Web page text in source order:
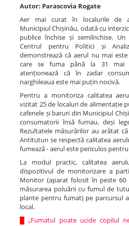
Autor: Parascovia Rogate
Aer mai curat în localurile de
Municipiul Chișinău, odată cu
publice închise și semiînchise.
Centrul pentru Politici și
demonstrează că aerul nu mai
care se fuma până la 31 mai
atenționează că în zadar
narghileaua este mai puțin nocivă.
Pentru a monitoriza calitatea
vizitat 25 de localuri de alimentație
cafenele și baruri din Municipiul
consumatorii însă fumau, deși
Rezultatele măsurărilor au arătat
Antitutun se respectă calitatea
fumează - aerul este periculos
La modul practic, calitatea
dispozitivul de monitorizare a
Monitor (aparat folosit în peste
măsurarea poluării cu fumul de
plante pentru fumat) pe parcursul
local.
„Fumatul poate ucide copilul